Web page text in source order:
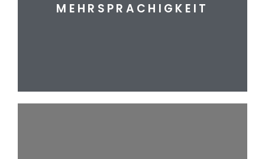
MEHRSPRACHIGKEIT